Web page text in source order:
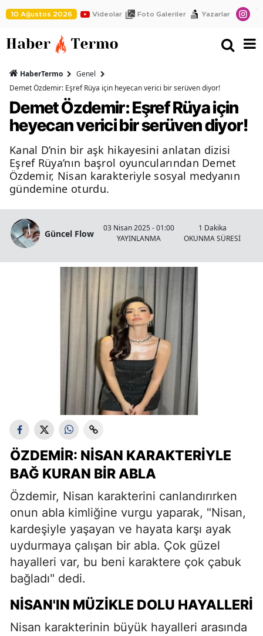
10 Ağustos 2026 Videolar Foto Galeriler Yazarlar
HaberTermo
Genel
Demet Özdemir: Eşref Rüya için heyecan verici bir serüven diyor!
Demet Özdemir: Eşref Rüya için
heyecan verici bir serüven diyor!
Kanal D’nin bir aşk hikayesini anlatan dizisi
Eşref Rüya’nın başrol oyuncularından Demet
Özdemir, Nisan karakteriyle sosyal medyanın
gündemine oturdu.
Güncel Flow
03 Nisan 2025 - 01:00
YAYINLANMA
1 Dakika
OKUNMA SÜRESİ
ÖZDEMIR: NISAN KARAKTERIYLE
BAĞ KURAN BIR ABLA
Özdemir, Nisan karakterini canlandırırken
onun abla kimliğine vurgu yaparak, "Nisan,
kardeşiyle yaşayan ve hayata karşı ayak
uydurmaya çalışan bir abla. Çok güzel
hayalleri var, bu beni karaktere çok çabuk
bağladı" dedi.
NISAN'IN MÜZIKLE DOLU HAYALLERI
Nisan karakterinin büyük hayalleri arasında